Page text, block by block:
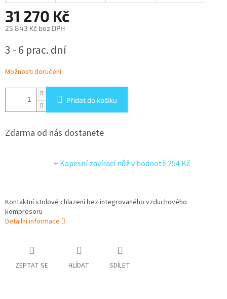
31 270 Kč
25 843 Kč bez DPH
cena:
3 - 6 prac. dní
Možnosti doručení
Přidat do košíku
Zdarma od nás dostanete
+ Kapesní zavírací nůžv hodnotě 254 Kč
Kontaktní stolové chlazení bez integrovaného vzduchového
kompresoru
Detailní informace
ZEPTAT SE HLÍDAT SDÍLET